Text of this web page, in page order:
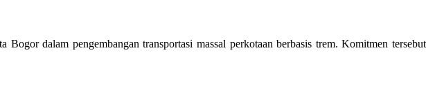
dalam pengembangan transportasi massal perkotaan berbasis trem. Komitmen tersebut